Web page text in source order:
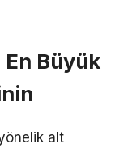
Büyük
alt